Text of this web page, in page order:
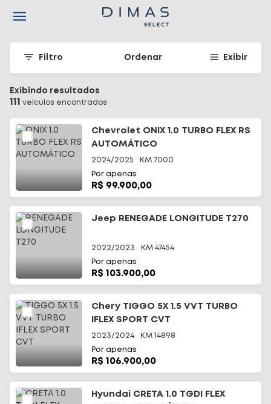
Filtro Ordenar Exibir
Exibindo resultados
111 veículos encontrados
Chevrolet ONIX 1.0 TURBO FLEX RS
AUTOMÁTICO
2024/2025 KM 7000
Por apenas
R$ 99.900,00
Jeep RENEGADE LONGITUDE T270
2022/2023 KM 47454
Por apenas
R$ 103.900,00
Chery TIGGO 5X 1.5 VVT TURBO
IFLEX SPORT CVT
2023/2024 KM 14898
Por apenas
R$ 106.900,00
Hyundai CRETA 1.0 TGDI FLEX
Navigated to Seu carro seminovo em Santa Catarina -